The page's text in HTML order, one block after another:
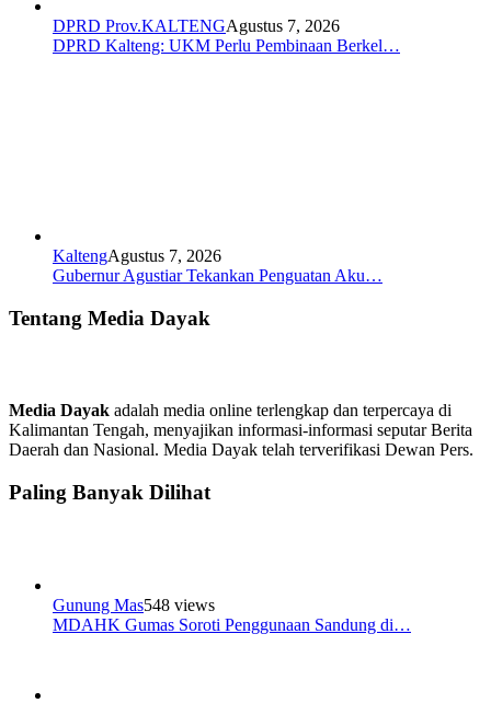
DPRD Prov.KALTENGAgustus 7, 2026
DPRD Kalteng: UKM Perlu Pembinaan Berkel…
KaltengAgustus 7, 2026
Gubernur Agustiar Tekankan Penguatan Aku…
Tentang Media Dayak
Media Dayak adalah media online terlengkap dan terpercaya di
Kalimantan Tengah, menyajikan informasi-informasi seputar Berita
Daerah dan Nasional. Media Dayak telah terverifikasi Dewan Pers.
Paling Banyak Dilihat
Gunung Mas548 views
MDAHK Gumas Soroti Penggunaan Sandung di…